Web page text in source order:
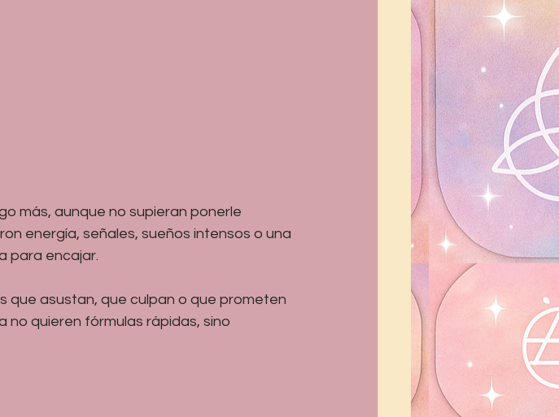
más, aunque no supieran ponerle
energía, señales, sueños intensos o una
para encajar.
que asustan, que culpan o que prometen
no quieren fórmulas rápidas, sino